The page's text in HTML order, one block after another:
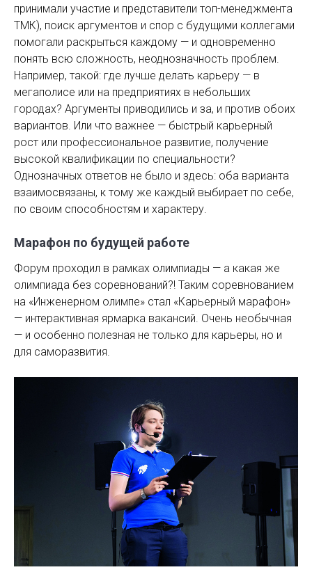
принимали участие и представители топ-менеджмента
ТМК), поиск аргументов и спор с будущими коллегами
помогали раскрыться каждому — и одновременно
понять всю сложность, неоднозначность проблем.
Например, такой: где лучше делать карьеру — в
мегаполисе или на предприятиях в небольших
городах? Аргументы приводились и за, и против обоих
вариантов. Или что важнее — быстрый карьерный
рост или профессиональное ­развитие, получение
высокой квалификации по специальности?
Однозначных ответов не было и здесь: оба варианта
взаимо­связаны, к тому же каждый выбирает по себе,
по своим способностям и характеру.
Марафон по будущей работе
Форум проходил в рамках олимпиады — а какая же
олимпиада без соревнований?! Таким соревнованием
на «Инженерном олимпе» стал «Карьер­ный марафон»
— интерактивная ярмарка вакансий. Очень необычная
— и особенно полезная не только для карьеры, но и
для саморазвития.